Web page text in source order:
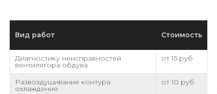
Вид работ Стоимость
Диагностику неисправностей
вентилятора обдува
от 15 руб
Развоздушивание контура
охлаждения
от 10 руб